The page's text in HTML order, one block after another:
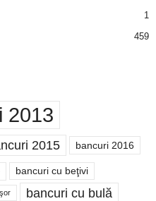
1
459
2013
2015 bancuri 2016
bancuri cu beţivi
bancuri cu bulă